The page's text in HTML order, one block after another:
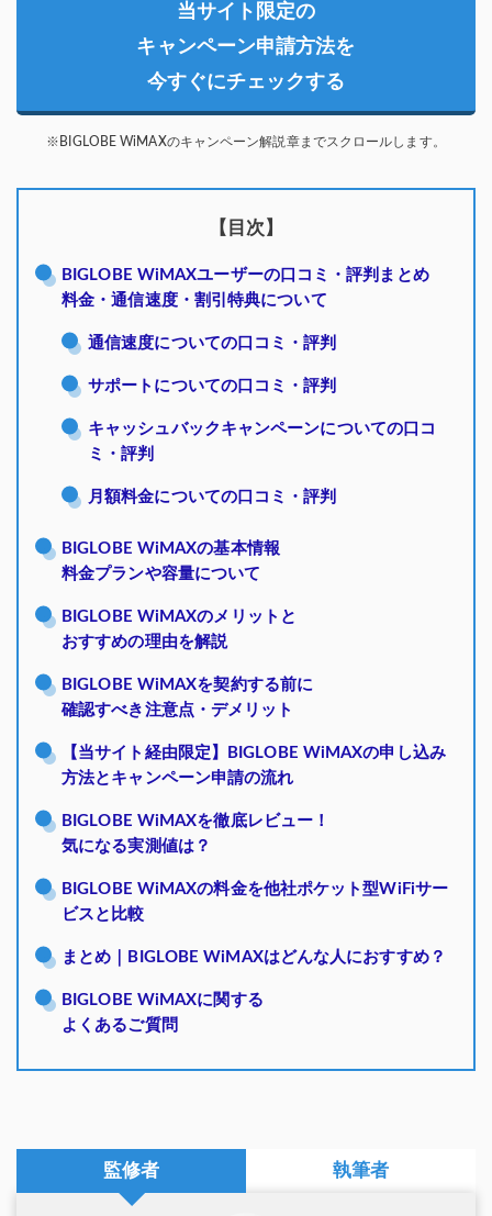
当サイト限定の
キャンペーン申請方法を
今すぐにチェックする
※BIGLOBE WiMAXのキャンペーン解説章までスクロールします。
【目次】
BIGLOBE WiMAXユーザーの口コミ・評判まとめ
料金・通信速度・割引特典について
通信速度についての口コミ・評判
サポートについての口コミ・評判
キャッシュバックキャンペーンについての口コ
ミ・評判
月額料金についての口コミ・評判
BIGLOBE WiMAXの基本情報
料金プランや容量について
BIGLOBE WiMAXのメリットと
おすすめの理由を解説
BIGLOBE WiMAXを契約する前に
確認すべき注意点・デメリット
【当サイト経由限定】BIGLOBE WiMAXの申し込み
方法とキャンペーン申請の流れ
BIGLOBE WiMAXを徹底レビュー！
気になる実測値は？
BIGLOBE WiMAXの料金を他社ポケット型WiFiサー
ビスと比較
まとめ｜BIGLOBE WiMAXはどんな人におすすめ？
BIGLOBE WiMAXに関する
よくあるご質問
監修者 執筆者